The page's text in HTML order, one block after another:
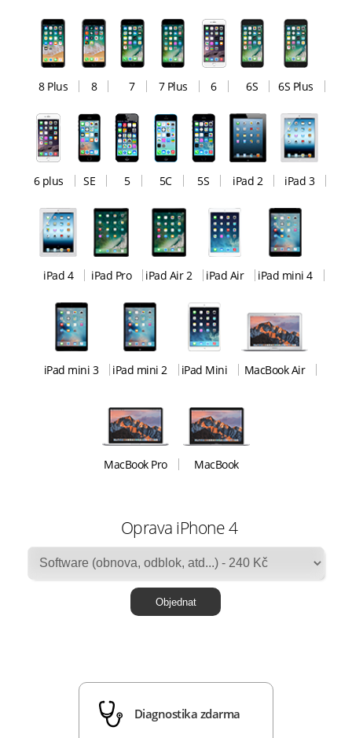
8 Plus 8 7 7 Plus 6 6S 6S Plus
6 plus SE 5 5C 5S iPad 2 iPad 3
iPad 4 iPad Pro iPad Air 2 iPad Air iPad mini 4
iPad mini 3 iPad mini 2 iPad Mini MacBook Air
MacBook Pro MacBook
Oprava iPhone 4
Diagnostika zdarma